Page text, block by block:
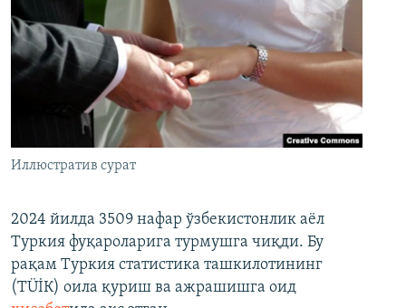
Иллюстратив сурат
2024 йилда 3509 нафар ўзбекистонлик аёл
Туркия фуқароларига турмушга чиқди. Бу
рақам Туркия статистика ташкилотининг
(ТÜİК) оила қуриш ва ажрашишга оид